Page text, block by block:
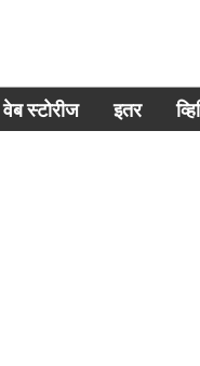
वेब स्टोरीज इतर